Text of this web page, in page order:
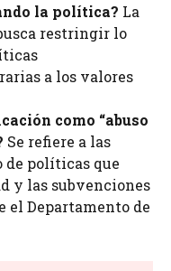
la política? La
restringir lo
a los valores
como “abuso
Se refiere a las
de políticas que
y las subvenciones
el Departamento de